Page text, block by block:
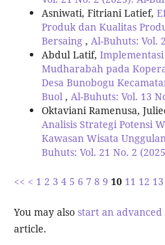
Asniwati, Fitriani Latief,
Produk dan Kualitas
Bersaing , Al-Buhuts: Vol.
Abdul Latif, Implementasi
Mudharabah pada
Desa Bunobogu
Buol , Al-Buhuts: Vol. 13
Oktaviani Ramenusa,
Analisis Strategi Potensi
Kawasan Wisata
Buhuts: Vol. 21 No. 2
<< < 1 2 3 4 5 6 7 8 9 10 11 12 13
You may also start an
article.